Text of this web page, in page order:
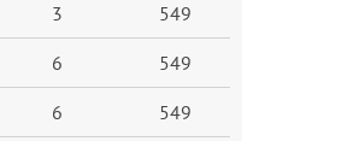
3 549
6 549
6 549